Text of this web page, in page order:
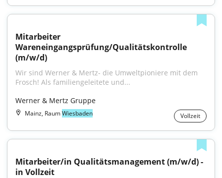
Mitarbeiter
Wareneingangsprüfung/Qualitätskontrolle
(m/w/d)
Wir sind Werner & Mertz- die Umweltpioniere mit dem
Frosch! Als familiengeleitete und...
Werner & Mertz Gruppe
Mainz, RaumWiesbaden Vollzeit
Mitarbeiter/in Qualitätsmanagement (m/w/d) -
in Vollzeit